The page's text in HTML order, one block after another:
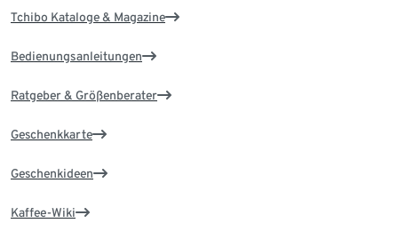
Tchibo Kataloge & Magazine
Bedienungsanleitungen
Ratgeber & Größenberater
Geschenkkarte
Geschenkideen
Kaffee-Wiki